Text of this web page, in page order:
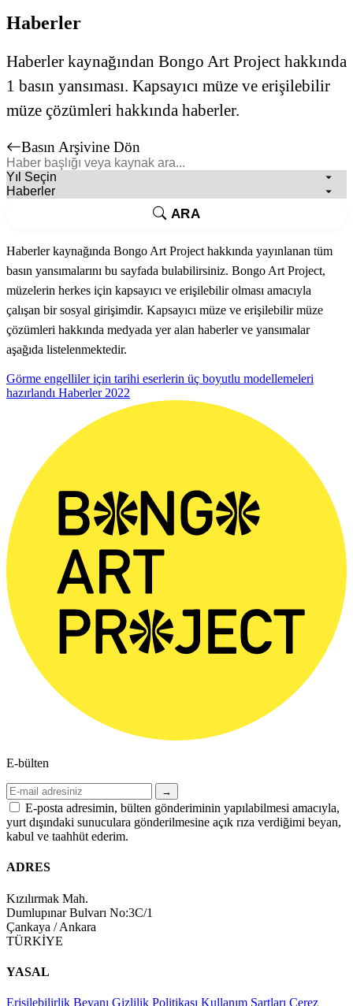
Haberler
Haberler kaynağından Bongo Art Project hakkında
1 basın yansıması. Kapsayıcı müze ve erişilebilir
müze çözümleri hakkında haberler.
Basın Arşivine Dön
ARA
Haberler kaynağında Bongo Art Project hakkında yayınlanan tüm
basın yansımalarını bu sayfada bulabilirsiniz. Bongo Art Project,
müzelerin herkes için kapsayıcı ve erişilebilir olması amacıyla
çalışan bir sosyal girişimdir. Kapsayıcı müze ve erişilebilir müze
çözümleri hakkında medyada yer alan haberler ve yansımalar
aşağıda listelenmektedir.
Görme engelliler için tarihi eserlerin üç boyutlu modellemeleri
hazırlandı Haberler 2022
E-bülten
→
E-posta adresimin, bülten gönderiminin yapılabilmesi amacıyla,
yurt dışındaki sunuculara gönderilmesine açık rıza verdiğimi beyan,
kabul ve taahhüt ederim.
ADRES
Kızılırmak Mah.
Dumlupınar Bulvarı No:3C/1
Çankaya / Ankara
TÜRKİYE
YASAL
Erişilebilirlik Beyanı Gizlilik Politikası Kullanım Şartları Çerez